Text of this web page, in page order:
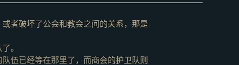
者破坏了公会和教会之间的关系，那是
。
伍已经等在那里了，而商会的护卫队则